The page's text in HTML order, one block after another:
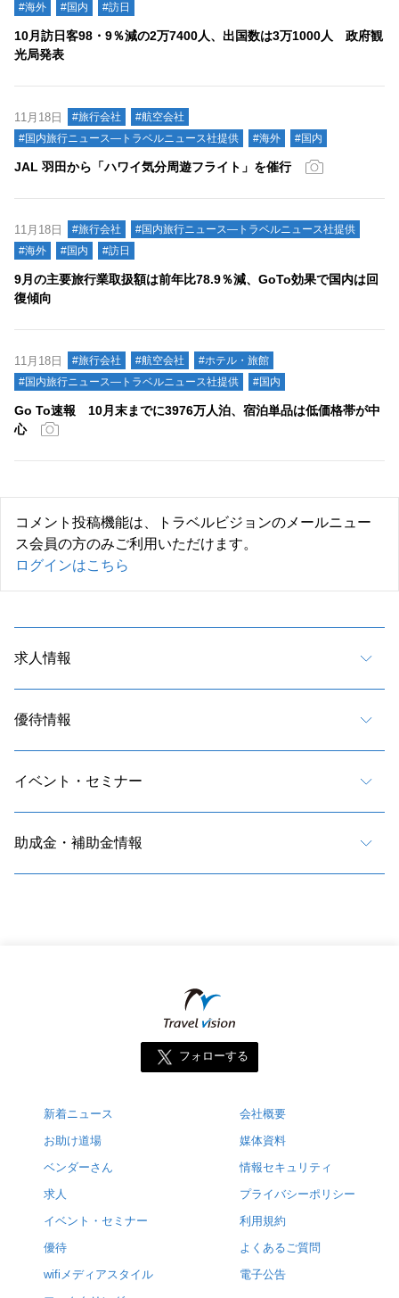
#海外
#国内 #訪日
10月訪日客98・9％減の2万7400人、出国数は3万1000人 政府観
光局発表
11月18日 #旅行会社
#航空会社
#国内旅行ニュース―トラベルニュース社提供
#海外 #国内
JAL 羽田から「ハワイ気分周遊フライト」を催行
11月18日 #旅行会社
#国内旅行ニュース―トラベルニュース社提供
#海外
#国内 #訪日
9月の主要旅行業取扱額は前年比78.9％減、GoTo効果で国内は回
復傾向
11月18日 #旅行会社 #航空会社
#ホテル・旅館
#国内旅行ニュース―トラベルニュース社提供
#国内
Go To速報 10月末までに3976万人泊、宿泊単品は低価格帯が中
心
コメント投稿機能は、トラベルビジョンのメールニュー
ス会員の方のみご利用いただけます。
ログインはこちら
求人情報
優待情報
イベント・セミナー
助成金・補助金情報
フォローする
新着ニュース
お助け道場
ベンダーさん
求人
イベント・セミナー
優待
wifiメディアスタイル
会社概要
媒体資料
情報セキュリティ
プライバシーポリシー
利用規約
よくあるご質問
電子公告